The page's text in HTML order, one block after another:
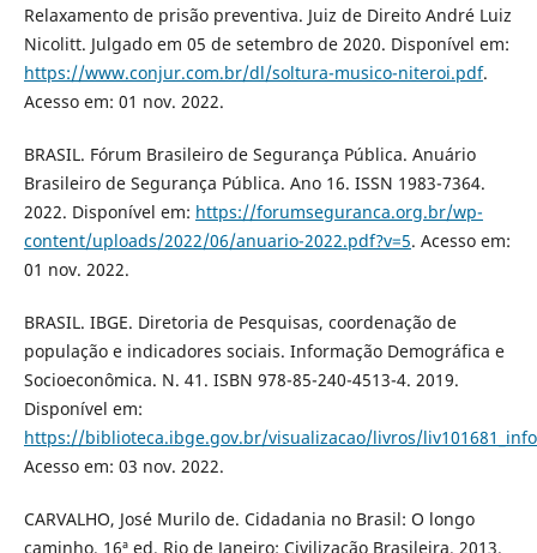
Relaxamento de prisão preventiva. Juiz de Direito André Luiz
Nicolitt. Julgado em 05 de setembro de 2020. Disponível em:
https://www.conjur.com.br/dl/soltura-musico-niteroi.pdf.
Acesso em: 01 nov. 2022.
BRASIL. Fórum Brasileiro de Segurança Pública. Anuário
Brasileiro de Segurança Pública. Ano 16. ISSN 1983-7364.
2022. Disponível em: https://forumseguranca.org.br/wp-
content/uploads/2022/06/anuario-2022.pdf?v=5. Acesso em:
01 nov. 2022.
BRASIL. IBGE. Diretoria de Pesquisas, coordenação de
população e indicadores sociais. Informação Demográfica e
Socioeconômica. N. 41. ISBN 978-85-240-4513-4. 2019.
Disponível em:
https://biblioteca.ibge.gov.br/visualizacao/livros/
Acesso em: 03 nov. 2022.
CARVALHO, José Murilo de. Cidadania no Brasil: O longo
caminho. 16ª ed. Rio de Janeiro: Civilização Brasileira. 2013.